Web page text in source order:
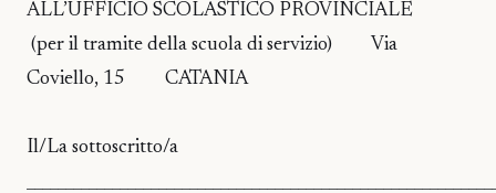
ALL’UFFICIO SCOLASTICO PROVINCIALE
(per il tramite della scuola di servizio) Via
Coviello, 15 CATANIA
Il/La sottoscritto/a